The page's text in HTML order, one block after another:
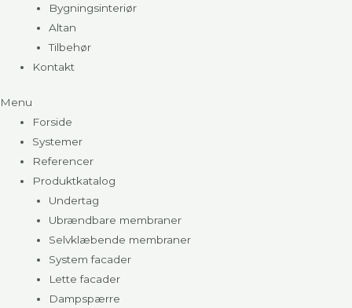
Bygningsinteriør
Altan
Tilbehør
Kontakt
Menu
Forside
Systemer
Referencer
Produktkatalog
Undertag
Ubrændbare membraner
Selvklæbende membraner
System facader
Lette facader
Dampspærre